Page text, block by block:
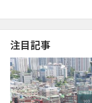
注目記事